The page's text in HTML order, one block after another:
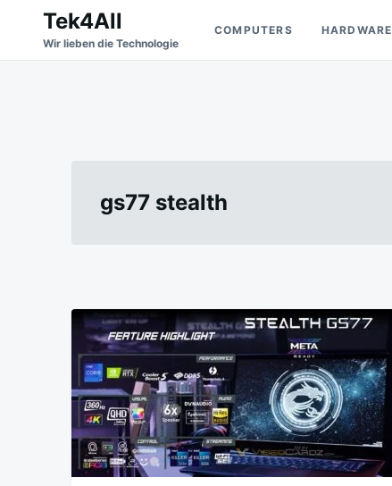
Search
for:
Tek4All
Wir lieben die Technologie
COMPUTERS HARDWARE
gs77 stealth